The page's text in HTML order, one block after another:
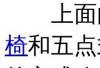
上面
椅和五